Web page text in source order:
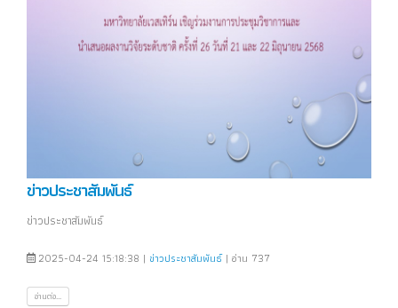
ข่าวประชาสัมพันธ์
ข่าวประชาสัมพันธ์
2025-04-24 15:18:38 | ข่าวประชาสัมพันธ์| อ่าน 737
อ่านต่อ...